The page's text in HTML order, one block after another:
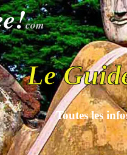
com
Le
Toutes les